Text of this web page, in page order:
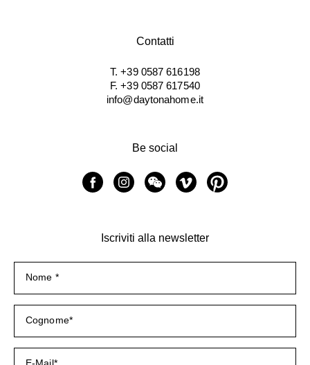
Contatti
T. +39 0587 616198
F. +39 0587 617540
info@daytonahome.it
Be social
Iscriviti alla newsletter